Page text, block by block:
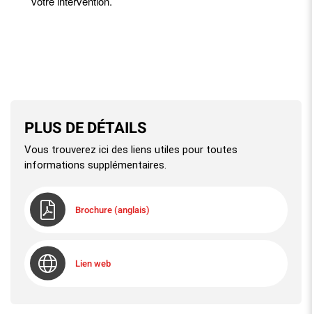
PLUS DE DÉTAILS
Vous trouverez ici des liens utiles pour toutes
informations supplémentaires.
Brochure (anglais)
Lien web